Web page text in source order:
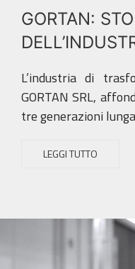
GORTAN:
L’industria di
GORTAN SRL,
tre generazioni
LEGGI TUTTO